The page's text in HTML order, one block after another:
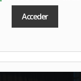
Acceder